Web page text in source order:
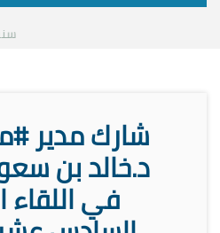
شارك مدير
د.خالد بن
في